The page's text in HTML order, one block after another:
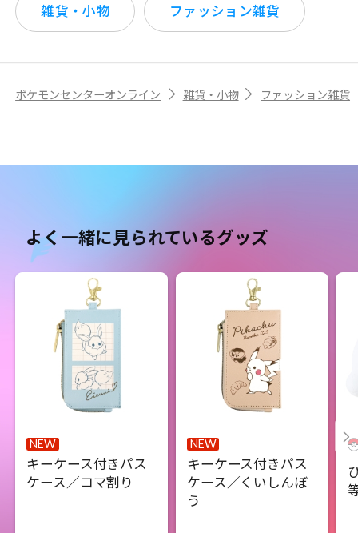
雑貨・小物 ファッション雑貨
ポケモンセンターオンライン 雑貨・小物 ファッション雑貨
よく一緒に見られているグッズ
NEW
キーケース付きパス
ケース／コマ割り
NEW
キーケース付きパス
ケース／くいしんぼ
う